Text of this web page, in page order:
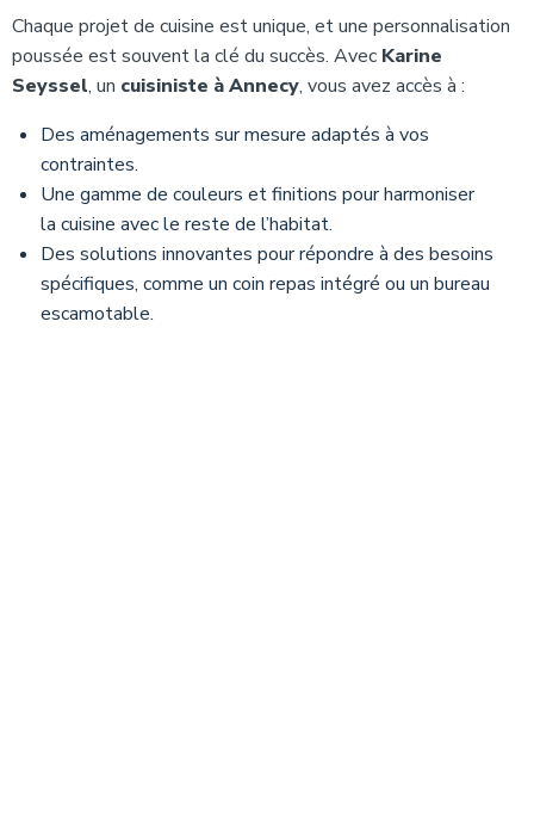
Chaque projet de cuisine est unique, et une personnalisation
poussée est souvent la clé du succès. Avec Karine
Seyssel, un cuisiniste à Annecy, vous avez accès à :
Des aménagements sur mesure adaptés à vos
contraintes.
Une gamme de couleurs et finitions pour harmoniser
la cuisine avec le reste de l’habitat.
Des solutions innovantes pour répondre à des besoins
spécifiques, comme un coin repas intégré ou un bureau
escamotable.